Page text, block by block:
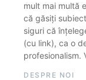
mult mai multă
că găsiți
siguri că
(cu link), ca o
profesionalism.
DESPRE NOI